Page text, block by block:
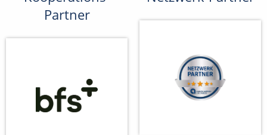
Partner